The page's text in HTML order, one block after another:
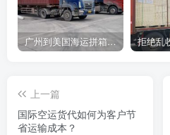
广州到美国海运拼箱多少钱？2024年最新运费构成+隐藏费用避坑指南
上一篇
国际空运货代如何为客户节
省运输成本？